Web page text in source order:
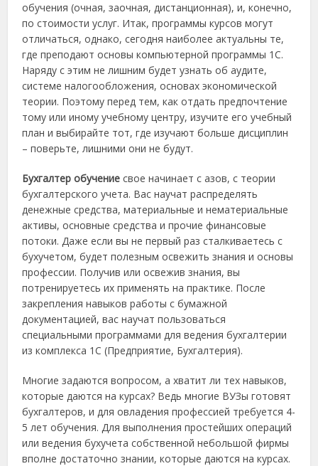
обучения (очная, заочная, дистанционная), и, конечно,
по стоимости услуг. Итак, программы курсов могут
отличаться, однако, сегодня наиболее актуальны те,
где преподают основы компьютерной программы 1С.
Наряду с этим не лишним будет узнать об аудите,
системе налогообложения, основах экономической
теории. Поэтому перед тем, как отдать предпочтение
тому или иному учебному центру, изучите его учебный
план и выбирайте тот, где изучают больше дисциплин
– поверьте, лишними они не будут.
Бухгалтер обучение свое начинает с азов, с теории
бухгалтерского учета. Вас научат распределять
денежные средства, материальные и нематериальные
активы, основные средства и прочие финансовые
потоки. Даже если вы не первый раз сталкиваетесь с
бухучетом, будет полезным освежить знания и основы
профессии. Получив или освежив знания, вы
потренируетесь их применять на практике. После
закрепления навыков работы с бумажной
документацией, вас научат пользоваться
специальными программами для ведения бухгалтерии
из комплекса 1С (Предприятие, Бухгалтерия).
Многие задаются вопросом, а хватит ли тех навыков,
которые даются на курсах? Ведь многие ВУЗы готовят
бухгалтеров, и для овладения профессией требуется 4-
5 лет обучения. Для выполнения простейших операций
или ведения бухучета собственной небольшой фирмы
вполне достаточно знании, которые даются на курсах.